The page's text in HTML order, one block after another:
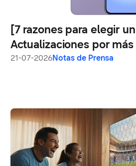
[7 razones para elegir
Actualizaciones por
Galaxy A57 5G y Galaxy
21-07-2026Notas de Prensa